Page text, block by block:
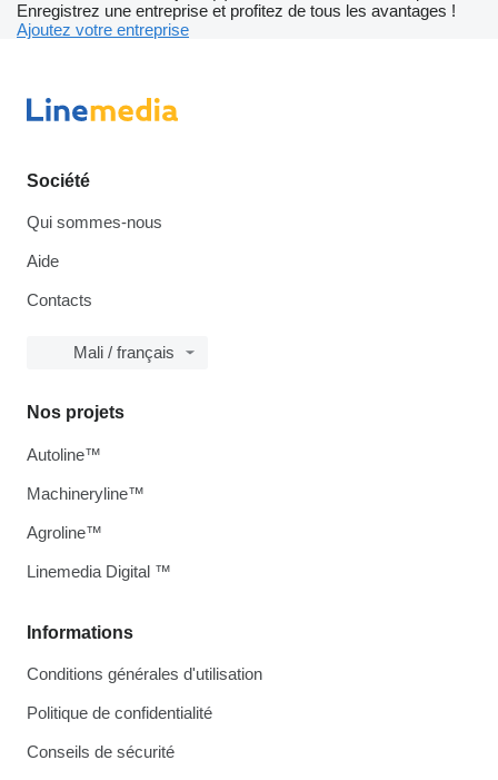
Enregistrez une entreprise et profitez de tous les avantages !
Ajoutez votre entreprise
Société
Qui sommes-nous
Aide
Contacts
Mali / français
Informations
Conditions générales d'utilisation
Politique de confidentialité
Conseils de sécurité
Nos projets
Autoline™
Machineryline™
Agroline™
Linemedia Digital ™